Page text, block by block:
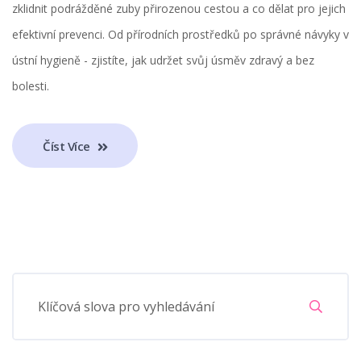
zklidnit podrážděné zuby přirozenou cestou a co dělat pro jejich
efektivní prevenci. Od přírodních prostředků po správné návyky v
ústní hygieně - zjistíte, jak udržet svůj úsměv zdravý a bez
bolesti.
Číst Více